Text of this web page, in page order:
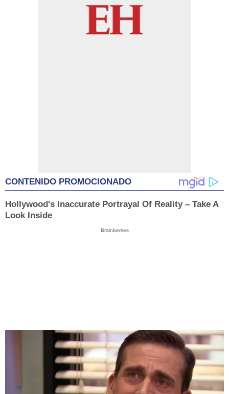
CONTENIDO PROMOCIONADO
Hollywood's Inaccurate Portrayal Of Reality – Take A
Look Inside
Brainberries